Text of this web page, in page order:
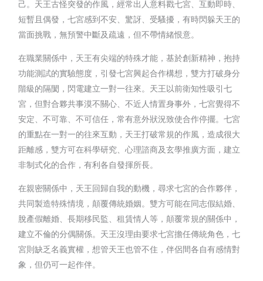
己。天王古怪突發的作風，經常出人意料戳七宮、互動即時、
短暫且偶發，七宮感到不安、驚訝、受騷擾，有時閃躲天王的
當面挑戰，無預警中斷及疏遠，但不帶情緒恨意。
在職業關係中，天王有尖端的特殊才能，基於創新精神，抱持
功能測試的實驗態度，引發七宮興起合作構想，雙方打破身分
階級的隔閡，閃電建立一對一往來。天王以前衛知性吸引七
宮，但對合夥共事漠不關心、不近人情置身事外，七宮覺得不
安定、不可靠、不可信任，常有意外狀況致使合作停擺。七宮
的重點在一對一的往來互動，天王打破常規的作風，造成很大
距離感，雙方可在科學研究、心理諮商及玄學推廣方面，建立
非制式化的合作，有利各自發揮所長。
在親密關係中，天王回歸自我的動機，尋求七宮的合作夥伴，
共同製造特殊情境，顛覆傳統婚姻。雙方可能在同志假結婚、
脫產假離婚、長期移民監、租賃情人等，顛覆常規的關係中，
建立不倫的分偶關係。天王沒理由要求七宮擔任傳統角色，七
宮則缺乏名義實權，想管天王也管不住，伴侶間各自有感情對
象，但仍可一起作伴。